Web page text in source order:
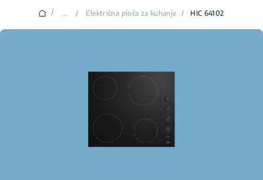
/ ... / Električna ploča za kuhanje / HIC 64102